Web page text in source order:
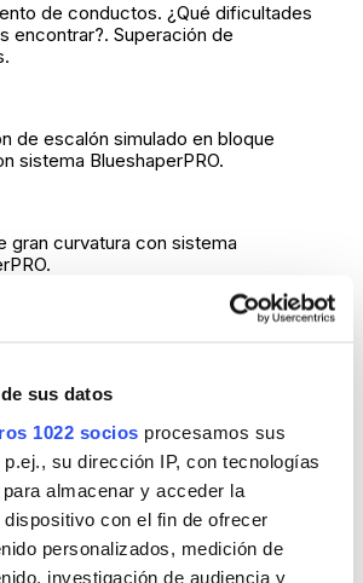
sus datos
1022 socios procesamos sus
su dirección IP, con tecnologías
almacenar y acceder la
con el fin de ofrecer
personalizados, medición de
investigación de audiencia y
de conductos. ¿Qué dificultades
encontrar?. Superación de
de escalón simulado en bloque
sistema BlueshaperPRO.
gran curvatura con sistema
grandes calibres y dientes con ápice
periapical, ¿Cuándo y cómo?
ápice abierto con material
(Neoputty).